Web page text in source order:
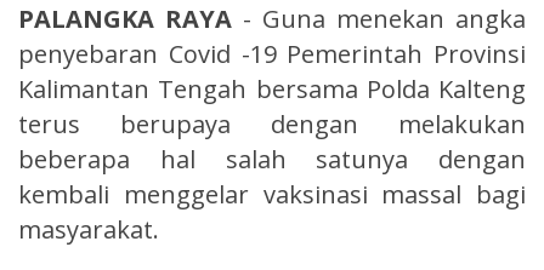
PALANGKA RAYA - Guna menekan angka
penyebaran Covid -19 Pemerintah Provinsi
Kalimantan Tengah bersama Polda Kalteng
terus berupaya dengan melakukan
beberapa hal salah satunya dengan
kembali menggelar vaksinasi massal bagi
masyarakat.